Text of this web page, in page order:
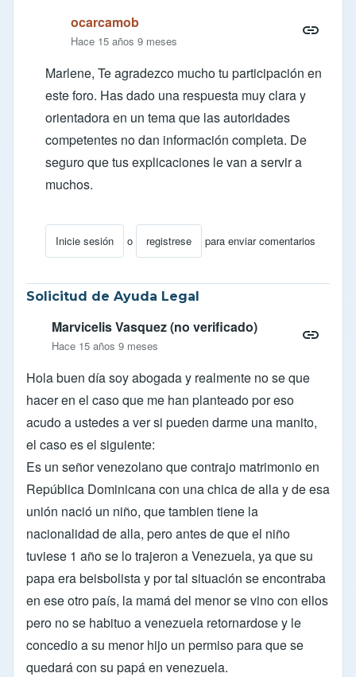
ocarcamob
Hace 15 años 9 meses
Marlene, Te agradezco mucho tu participación en
este foro. Has dado una respuesta muy clara y
orientadora en un tema que las autoridades
competentes no dan información completa. De
seguro que tus explicaciones le van a servir a
muchos.
Inicie sesión o registrese para enviar comentarios
En respuesta a RESPUESTA PARA ISABELpor
Solicitud de Ayuda Legal
Marvicelis Vasquez (no verificado)
Hace 15 años 9 meses
Hola buen día soy abogada y realmente no se que
hacer en el caso que me han planteado por eso
acudo a ustedes a ver si pueden darme una manito,
el caso es el siguiente:
Es un señor venezolano que contrajo matrimonio en
República Dominicana con una chica de alla y de esa
unión nació un niño, que tambien tiene la
nacionalidad de alla, pero antes de que el niño
tuviese 1 año se lo trajeron a Venezuela, ya que su
papa era beisbolista y por tal situación se encontraba
en ese otro país, la mamá del menor se vino con ellos
pero no se habituo a venezuela retornardose y le
concedio a su menor hijo un permiso para que se
quedará con su papá en venezuela.